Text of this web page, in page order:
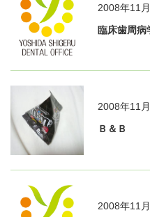
2008年11
臨床歯周病
2008年11
Ｂ＆Ｂ
2008年11